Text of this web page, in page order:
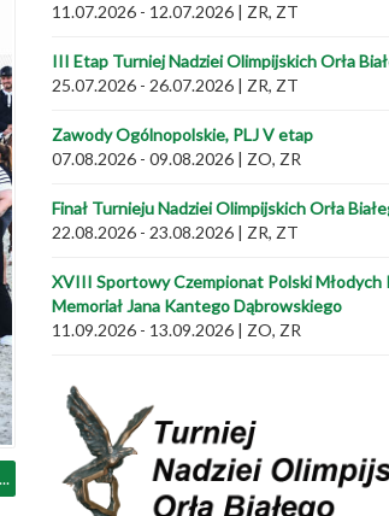
11.07.2026 - 12.07.2026 | ZR, ZT
III Etap Turniej Nadziei Olimpijskich Orła
25.07.2026 - 26.07.2026 | ZR, ZT
Zawody Ogólnopolskie, PLJ V etap
07.08.2026 - 09.08.2026 | ZO, ZR
Finał Turnieju Nadziei Olimpijskich Orła
22.08.2026 - 23.08.2026 | ZR, ZT
XVIII Sportowy Czempionat Polski Młodych
Memoriał Jana Kantego Dąbrowskiego
11.09.2026 - 13.09.2026 | ZO, ZR